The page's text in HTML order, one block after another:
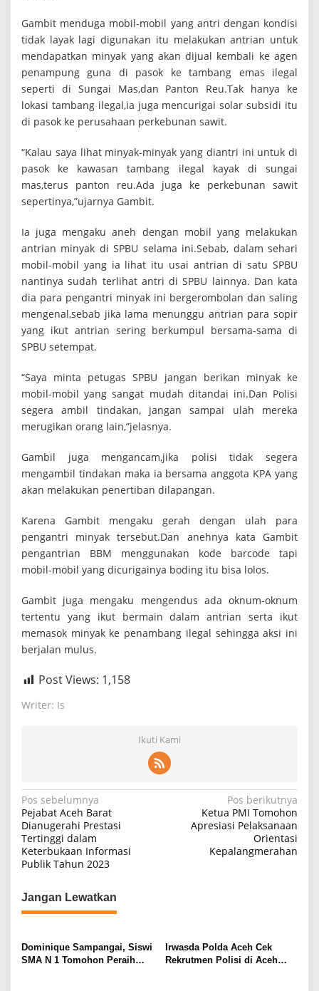
s
a
n
M
o
b
l
y
n
'
B
e
u
r
u
'
o
l
a
r
s
u
b
s
d
i
Gambit menduga mobil-mobil yang antri dengan kondisi
tidak layak lagi digunakan itu melakukan antrian untuk
mendapatkan minyak yang akan dijual kembali ke agen
penampung guna di pasok ke tambang emas ilegal
seperti di Sungai Mas,dan Panton Reu.Tak hanya ke
lokasi tambang ilegal,ia juga mencurigai solar subsidi itu
di pasok ke perusahaan perkebunan sawit.
“Kalau saya lihat minyak-minyak yang diantri ini untuk di
pasok ke kawasan tambang ilegal kayak di sungai
mas,terus panton reu.Ada juga ke perkebunan sawit
sepertinya,”ujarnya Gambit.
Ia juga mengaku aneh dengan mobil yang melakukan
antrian minyak di SPBU selama ini.Sebab, dalam sehari
mobil-mobil yang ia lihat itu usai antrian di satu SPBU
nantinya sudah terlihat antri di SPBU lainnya. Dan kata
dia para pengantri minyak ini bergerombolan dan saling
mengenal,sebab jika lama menunggu antrian para sopir
yang ikut antrian sering berkumpul bersama-sama di
SPBU setempat.
“Saya minta petugas SPBU jangan berikan minyak ke
mobil-mobil yang sangat mudah ditandai ini.Dan Polisi
segera ambil tindakan, jangan sampai ulah mereka
merugikan orang lain,”jelasnya.
Gambil juga mengancam,jika polisi tidak segera
mengambil tindakan maka ia bersama anggota KPA yang
akan melakukan penertiban dilapangan.
Karena Gambit mengaku gerah dengan ulah para
pengantri minyak tersebut.Dan anehnya kata Gambit
pengantrian BBM menggunakan kode barcode tapi
mobil-mobil yang dicurigainya boding itu bisa lolos.
Gambit juga mengaku mengendus ada oknum-oknum
tertentu yang ikut bermain dalam antrian serta ikut
memasok minyak ke penambang ilegal sehingga aksi ini
berjalan mulus.
Post Views: 1,158
Writer: Is
Ikuti Kami
N
a
v
i
a
i
p
Pos sebelumnya
Pejabat Aceh Barat
Dianugerahi Prestasi
Tertinggi dalam
Keterbukaan Informasi
Publik Tahun 2023
Pos berikutnya
Ketua PMI Tomohon
Apresiasi Pelaksanaan
Orientasi
Kepalangmerahan
Jangan Lewatkan
Dominique Sampangai, Siswi
SMA N 1 Tomohon Peraih
Irwasda Polda Aceh Cek
Rekrutmen Polisi di Aceh